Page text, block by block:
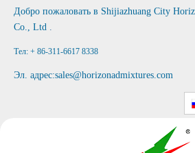
Добро пожаловать в Shijiazhuang City
Co., Ltd .
Тел: + 86-311-6617 8338
Эл. адрес:sales@horizonadmixtures.com